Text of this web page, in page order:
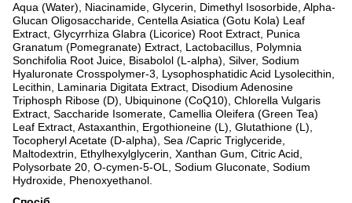
Aqua (Water), Niacinamide, Glycerin, Dimethyl Isosorbide, Alpha-
Glucan Oligosaccharide, Centella Asiatica (Gotu Kola) Leaf
Extract, Glycyrrhiza Glabra (Licorice) Root Extract, Punica
Granatum (Pomegranate) Extract, Lactobacillus, Polymnia
Sonchifolia Root Juice, Bisabolol (L-alpha), Silver, Sodium
Hyaluronate Crosspolymer-3, Lysophosphatidic Acid Lysolecithin,
Lecithin, Laminaria Digitata Extract, Disodium Adenosine
Triphosph Ribose (D), Ubiquinone (CoQ10), Chlorella Vulgaris
Extract, Saccharide Isomerate, Camellia Oleifera (Green Tea)
Leaf Extract, Astaxanthin, Ergothioneine (L), Glutathione (L),
Tocopheryl Acetate (D-alpha), Sea /Capric Triglyceride,
Maltodextrin, Ethylhexylglycerin, Xanthan Gum, Citric Acid,
Polysorbate 20, O-cymen-5-OL, Sodium Gluconate, Sodium
Hydroxide, Phenoxyethanol.